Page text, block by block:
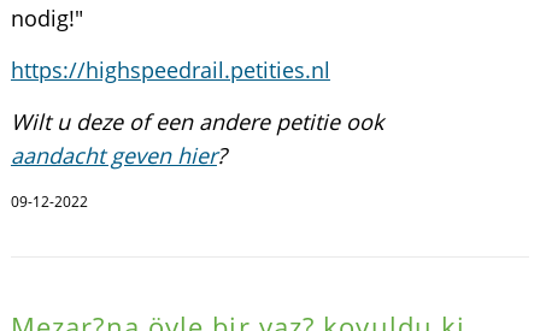
nodig!"
https://highspeedrail.petities.nl
Wilt u deze of een andere petitie ook
aandacht geven hier?
09-12-2022